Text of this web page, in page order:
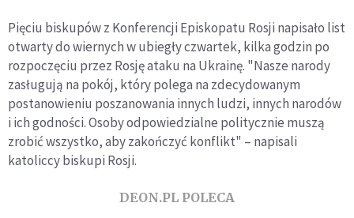
Pięciu biskupów z Konferencji Episkopatu Rosji napisało list
otwarty do wiernych w ubiegły czwartek, kilka godzin po
rozpoczęciu przez Rosję ataku na Ukrainę. "Nasze narody
zasługują na pokój, który polega na zdecydowanym
postanowieniu poszanowania innych ludzi, innych narodów
i ich godności. Osoby odpowiedzialne politycznie muszą
zrobić wszystko, aby zakończyć konflikt" – napisali
katoliccy biskupi Rosji.
DEON.PL POLECA